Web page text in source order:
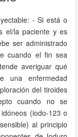
- Si está o
el/la paciente y es
ser administrado
cuando el fin sea
averiguar qué
una enfermedad
del tiroides
cuando no se
(iodo-123 o
al principio